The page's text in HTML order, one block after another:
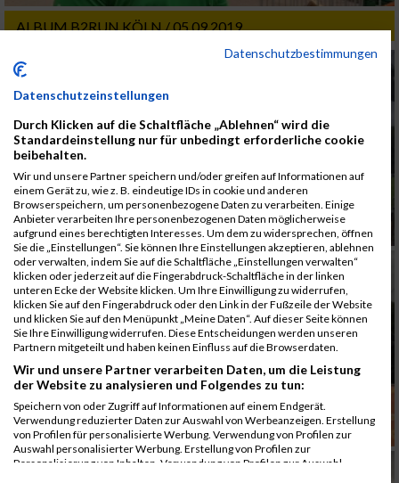
ALBUM B2RUN KÖLN / 05.09.2019
Datenschutzbestimmungen
Datenschutzeinstellungen
Durch Klicken auf die Schaltfläche „Ablehnen“ wird die
Standardeinstellung nur für unbedingt erforderliche cookie
beibehalten.
Wir und unsere Partner speichern und/oder greifen auf Informationen auf
einem Gerät zu, wie z. B. eindeutige IDs in cookie und anderen
Browserspeichern, um personenbezogene Daten zu verarbeiten. Einige
Anbieter verarbeiten Ihre personenbezogenen Daten möglicherweise
aufgrund eines berechtigten Interesses. Um dem zu widersprechen, öffnen
Sie die „Einstellungen“. Sie können Ihre Einstellungen akzeptieren, ablehnen
oder verwalten, indem Sie auf die Schaltfläche „Einstellungen verwalten“
klicken oder jederzeit auf die Fingerabdruck-Schaltfläche in der linken
unteren Ecke der Website klicken. Um Ihre Einwilligung zu widerrufen,
klicken Sie auf den Fingerabdruck oder den Link in der Fußzeile der Website
und klicken Sie auf den Menüpunkt „Meine Daten“. Auf dieser Seite können
Sie Ihre Einwilligung widerrufen. Diese Entscheidungen werden unseren
Partnern mitgeteilt und haben keinen Einfluss auf die Browserdaten.
Wir und unsere Partner verarbeiten Daten, um die Leistung
der Website zu analysieren und Folgendes zu tun:
Speichern von oder Zugriff auf Informationen auf einem Endgerät.
Verwendung reduzierter Daten zur Auswahl von Werbeanzeigen. Erstellung
von Profilen für personalisierte Werbung. Verwendung von Profilen zur
Auswahl personalisierter Werbung. Erstellung von Profilen zur
Personalisierung von Inhalten. Verwendung von Profilen zur Auswahl